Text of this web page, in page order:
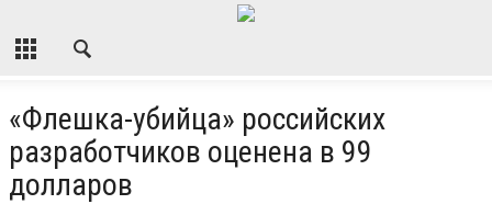
«Флешка-убийца» российских
разработчиков оценена в 99
долларов